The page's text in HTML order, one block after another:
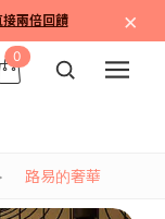
兩倍回饋 ×
0
路易的奢華